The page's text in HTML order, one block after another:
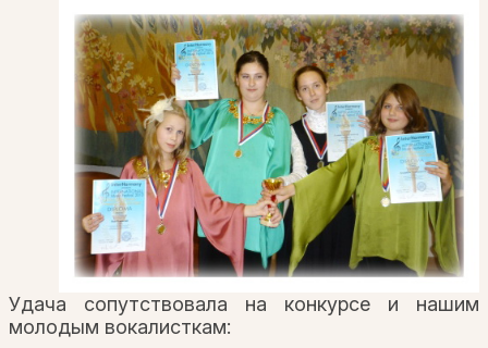
Удача сопутствовала на конкурсе и нашим
молодым вокалисткам: